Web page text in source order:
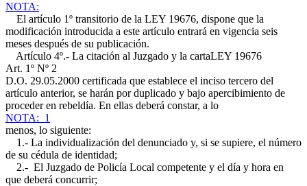
NOTA:
El artículo 1º transitorio de la LEY 19676, dispone que la
modificación introducida a este artículo entrará en vigencia seis
meses después de su publicación.
Artículo 4º.- La citación al Juzgado y la cartaLEY 19676
Art. 1º Nº 2
D.O. 29.05.2000 certificada que establece el inciso tercero del
artículo anterior, se harán por duplicado y bajo apercibimiento de
proceder en rebeldía. En ellas deberá constar, a lo
NOTA: 1
menos, lo siguiente:
1.- La individualización del denunciado y, si se supiere, el número
de su cédula de identidad;
2.- El Juzgado de Policía Local competente y el día y hora en
que deberá concurrir;